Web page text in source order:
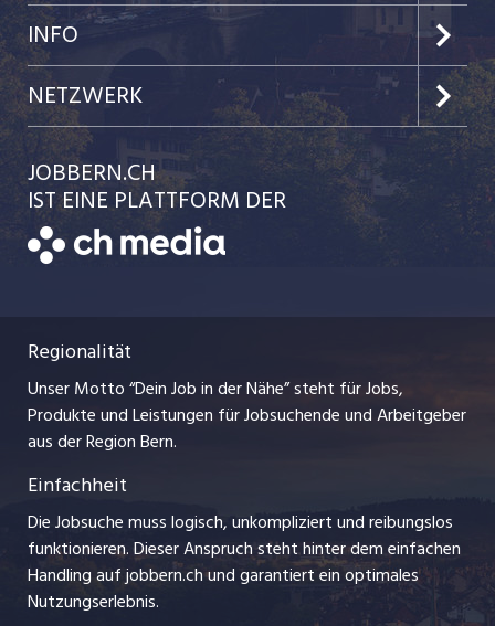
Jobs in der Stadt Bern
Jobs in der Stadt Biel
Festanstellungen
Temporäre Jobs
Freelance Jobs
Ferienjobs
Management / Kader-Jobs
Arbeitgeber
Jobline
Preise & Leistungen
Kundenlogin
Einzelinserat disponieren
Schnittstelle
Bewerber-Cockpit
INFO
Team
Ratgeber
AGB
Datenschutzerklärung
Impressum
Stellenmeldepflicht
NETZWERK
jobbasel.ch
jobmittelland.ch
zentraljob.ch
myjob.ch
jobzüri.ch
ajourjob.ch
baernerbaer.ch
chmedia.ch
JOBBERN.CH
IST EINE PLATTFORM DER
Regionalität
Unser Motto “Dein Job in der Nähe” steht für Jobs,
Produkte und Leistungen für Jobsuchende und Arbeitgeber
aus der Region Bern.
Einfachheit
Die Jobsuche muss logisch, unkompliziert und reibungslos
funktionieren. Dieser Anspruch steht hinter dem einfachen
Handling auf jobbern.ch und garantiert ein optimales
Nutzungserlebnis.